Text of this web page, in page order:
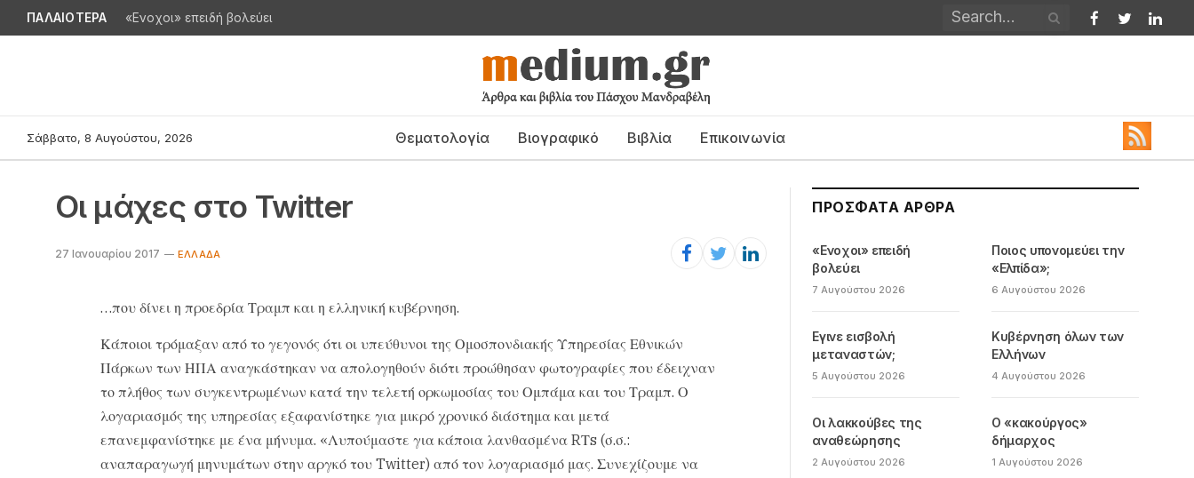
ΠΑΛΑΙΟΤΕΡΑ «Ενοχοι» επειδή βολεύει
Facebook
Twitter
Σάββατο, 8 Αυγούστου, 2026 Θεματολογία Βιογραφικό Βιβλία Επικοινωνία
Οι μάχες στο Twitter
27 Ιανουαρίου 2017 ΕΛΛΆΔΑ
…που δίνει η προεδρία Τραμπ και η ελληνική κυβέρνηση.
Κάποιοι τρόμαξαν από το γεγονός ότι οι υπεύθυνοι της Ομοσπονδιακής Υπηρεσίας Εθνικών
Πάρκων των ΗΠΑ αναγκάστηκαν να απολογηθούν διότι προώθησαν φωτογραφίες που έδειχναν
το πλήθος των συγκεντρωμένων κατά την τελετή ορκωμοσίας του Ομπάμα και του Τραμπ. Ο
λογαριασμός της υπηρεσίας εξαφανίστηκε για μικρό χρονικό διάστημα και μετά
επανεμφανίστηκε με ένα μήνυμα. «Λυπούμαστε για κάποια λανθασμένα RΤs (σ.σ.:
αναπαραγωγή μηνυμάτων στην αργκό του Twitter) από τον λογαριασμό μας. Συνεχίζουμε να
ΠΡΌΣΦΑΤΑ ΆΡΘΡΑ
«Ενοχοι» επειδή
βολεύει
7 Αυγούστου 2026
Ποιος υπονομεύει την
«Ελπίδα»;
6 Αυγούστου 2026
Εγινε εισβολή
μεταναστών;
5 Αυγούστου 2026
Κυβέρνηση όλων των
Ελλήνων
4 Αυγούστου 2026
Οι λακκούβες της
αναθεώρησης
2 Αυγούστου 2026
Ο «κακούργος»
δήμαρχος
1 Αυγούστου 2026